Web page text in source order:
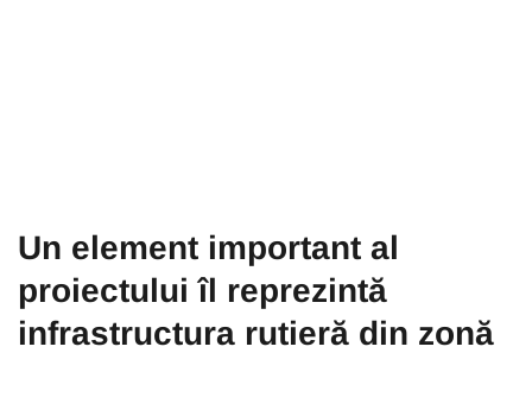
Un element important al
proiectului îl reprezintă
infrastructura rutieră din zonă